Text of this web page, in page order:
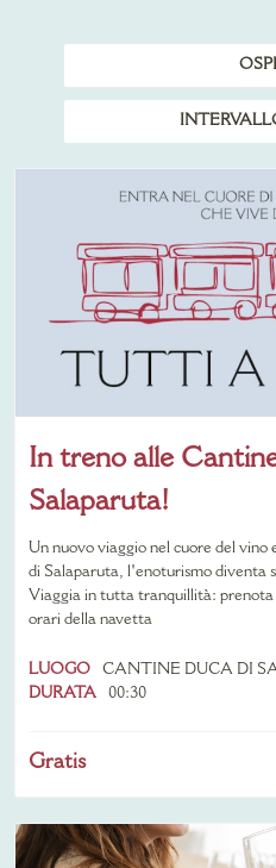
In treno alle
Salaparuta!
Un nuovo viaggio nel cuore del vino
di Salaparuta, l'enoturismo diventa
Viaggia in tutta tranquillità: prenota
orari della navetta
LUOGO
CANTINE DUCA DI
DURATA
00:30
Gratis